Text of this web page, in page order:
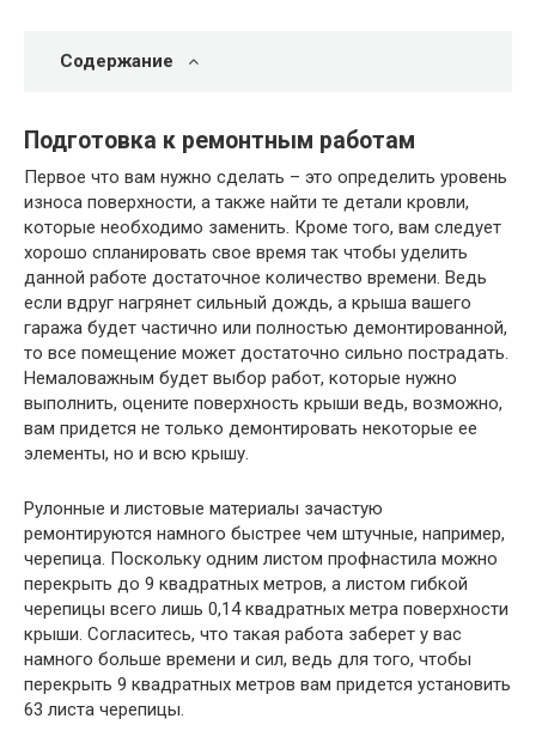
Содержание
Подготовка к ремонтным работам
Первое что вам нужно сделать – это определить уровень
износа поверхности, а также найти те детали кровли,
которые необходимо заменить. Кроме того, вам следует
хорошо спланировать свое время так чтобы уделить
данной работе достаточное количество времени. Ведь
если вдруг нагрянет сильный дождь, а крыша вашего
гаража будет частично или полностью демонтированной,
то все помещение может достаточно сильно пострадать.
Немаловажным будет выбор работ, которые нужно
выполнить, оцените поверхность крыши ведь, возможно,
вам придется не только демонтировать некоторые ее
элементы, но и всю крышу.
Рулонные и листовые материалы зачастую
ремонтируются намного быстрее чем штучные, например,
черепица. Поскольку одним листом профнастила можно
перекрыть до 9 квадратных метров, а листом гибкой
черепицы всего лишь 0,14 квадратных метра поверхности
крыши. Согласитесь, что такая работа заберет у вас
намного больше времени и сил, ведь для того, чтобы
перекрыть 9 квадратных метров вам придется установить
63 листа черепицы.